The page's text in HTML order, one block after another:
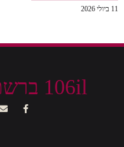
11 ביולי 2026
106il ברשתות חברתיות